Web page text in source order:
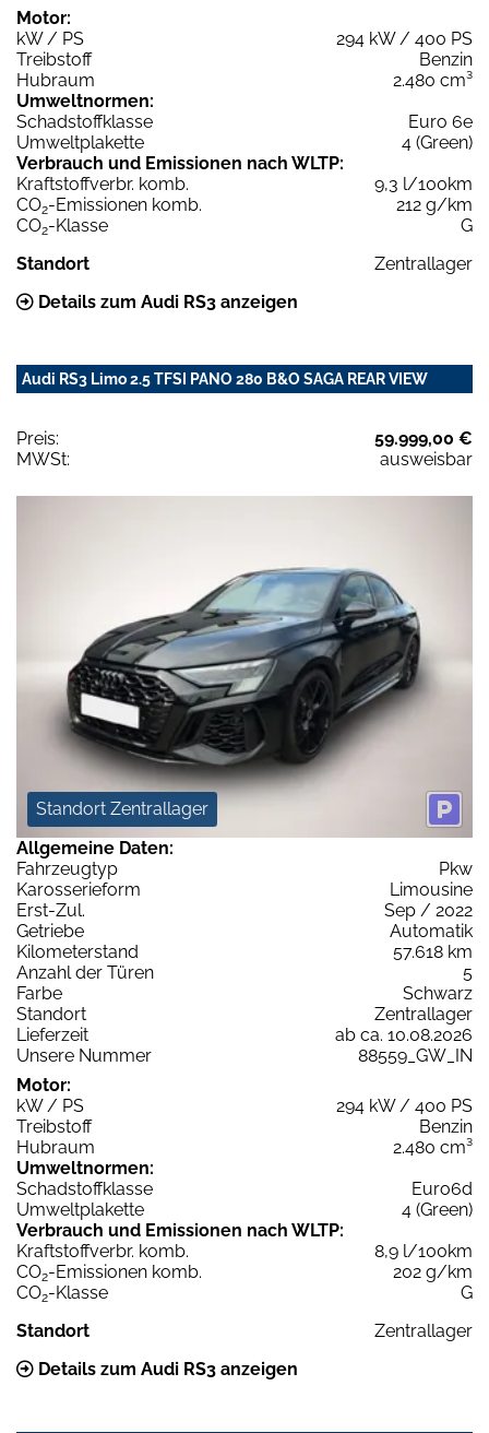
Motor:
kW / PS
294 kW / 400 PS
Treibstoff
Benzin
Hubraum
2.480 cm³
Umweltnormen:
Schadstoffklasse
Euro 6e
Umweltplakette
4 (Green)
Verbrauch und Emissionen nach WLTP:
Kraftstoffverbr. komb.
9,3 l/100km
CO2-Emissionen komb.
212 g/km
CO2-Klasse
G
Standort
Zentrallager
Details zum Audi RS3 anzeigen
Audi RS3 Limo 2.5 TFSI PANO 280 B&O SAGA REAR VIEW
Preis:
59.999,00 €
MWSt:
ausweisbar
Standort Zentrallager
Allgemeine Daten:
Fahrzeugtyp
Pkw
Karosserieform
Limousine
Erst-Zul.
Sep / 2022
Getriebe
Automatik
Kilometerstand
57.618 km
Anzahl der Türen
5
Farbe
Schwarz
Standort
Zentrallager
Lieferzeit
ab ca. 10.08.2026
Unsere Nummer
88559_GW_IN
Motor:
kW / PS
294 kW / 400 PS
Treibstoff
Benzin
Hubraum
2.480 cm³
Umweltnormen:
Schadstoffklasse
Euro6d
Umweltplakette
4 (Green)
Verbrauch und Emissionen nach WLTP:
Kraftstoffverbr. komb.
8,9 l/100km
CO2-Emissionen komb.
202 g/km
CO2-Klasse
G
Standort
Zentrallager
Details zum Audi RS3 anzeigen